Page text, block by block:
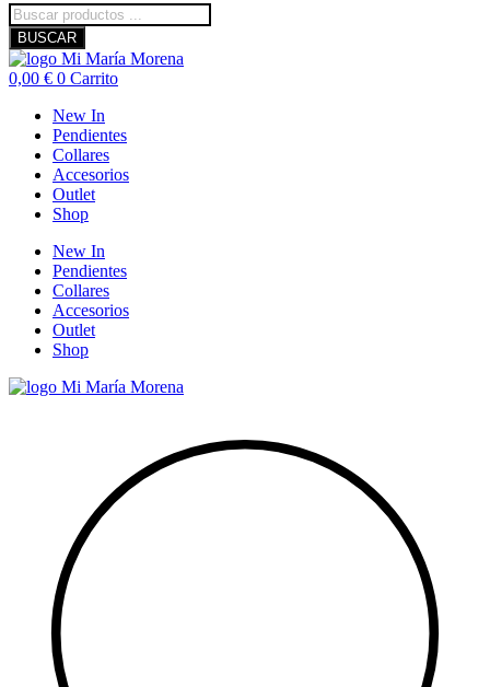
Búsqueda
de
productos
BUSCAR
0,00 € 0 Carrito
New In
Pendientes
Collares
Accesorios
Outlet
Shop
New In
Pendientes
Collares
Accesorios
Outlet
Shop